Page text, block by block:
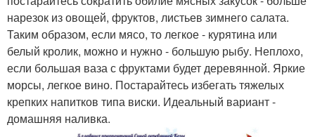
нарезок из овощей, фруктов, листьев зимнего салата.
Таким образом, если мясо, то легкое - курятина или
белый кролик, можно и нужно - большую рыбу. Неплохо,
если большая ваза с фруктами будет деревянной. Яркие
морсы, легкое вино. Постарайтесь избегать тяжелых
крепких напитков типа виски. Идеальный вариант -
домашняя наливка.